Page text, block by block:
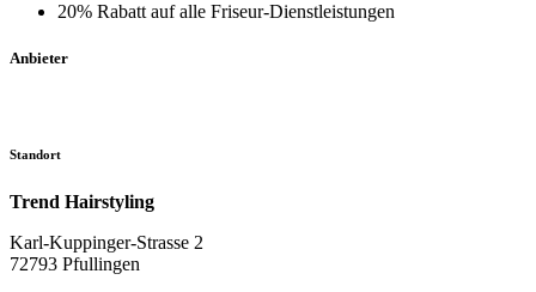
20% Rabatt auf alle Friseur-Dienstleistungen
Anbieter
Standort
Trend Hairstyling
Karl-Kuppinger-Strasse 2
72793 Pfullingen